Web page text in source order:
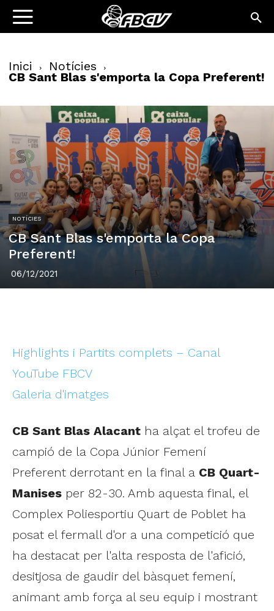
Inici Notícies
CB Sant Blas s'emporta la Copa Preferent!
NOTÍCIES
CB Sant Blas s'emporta la Copa
Preferent!
06/12/2021
Highlights i Partits complets – Canal
YouTube FBCV
Galeria d'imatges
CB Sant Blas Alacant ha alçat el trofeu de
campió de la Copa Júnior Femení
Preferent derrotant en la final a CB Quart-
Manises per 82-30. Amb aquesta final, el
Complex Poliesportiu Quart de Poblet ha
posat el fermall d'or a una competició que
ha destacat per l'alta resposta de l'afició,
desitjosa de gaudir del bàsquet femení,
animant amb força al seu equip i mostrant